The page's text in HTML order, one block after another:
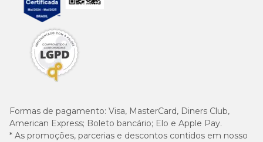
Formas de pagamento: Visa, MasterCard, Diners Club,
American Express; Boleto bancário; Elo e Apple Pay.
* As promoções, parcerias e descontos contidos em nosso